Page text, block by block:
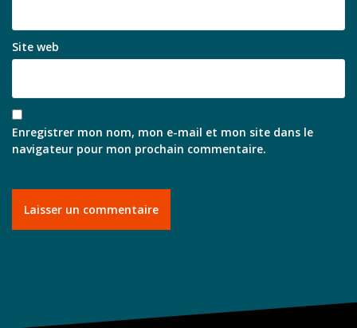
Site web
Enregistrer mon nom, mon e-mail et mon site dans le
navigateur pour mon prochain commentaire.